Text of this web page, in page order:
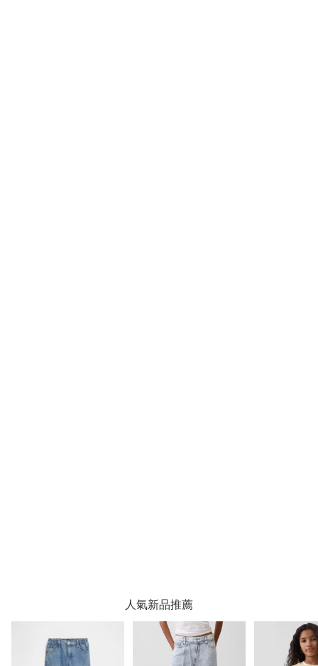
人氣新品推薦